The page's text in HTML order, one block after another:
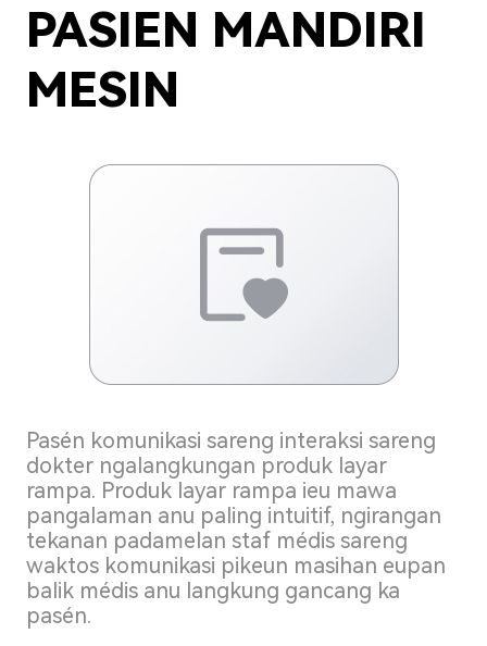
PASIEN MANDIRI
MESIN
Pasén komunikasi sareng interaksi sareng
dokter ngalangkungan produk layar
rampa. Produk layar rampa ieu mawa
pangalaman anu paling intuitif, ngirangan
tekanan padamelan staf médis sareng
waktos komunikasi pikeun masihan eupan
balik médis anu langkung gancang ka
pasén.